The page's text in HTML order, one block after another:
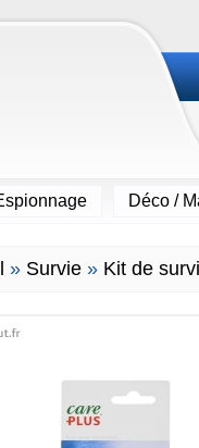
Déco /
» Survie » Kit de